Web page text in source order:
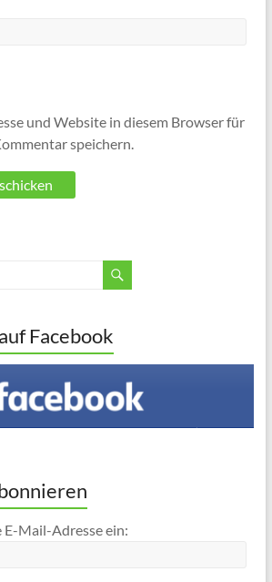
und Website in diesem Browser für
speichern.
Facebook
E-Mail-Adresse ein: